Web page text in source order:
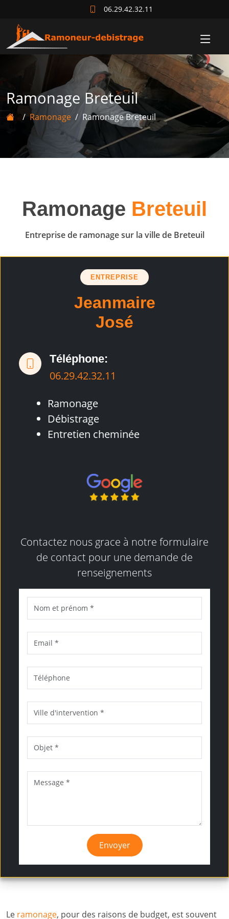
06.29.42.32.11
Ramonage Breteuil
Ramonage Ramonage Breteuil
Ramonage Breteuil
Entreprise de ramonage sur la ville de Breteuil
ENTREPRISE
Jeanmaire
José
Téléphone:
06.29.42.32.11
Ramonage
Débistrage
Entretien cheminée
Contactez nous grace à notre formulaire
de contact pour une demande de
renseignements
Envoyer
Le ramonage, pour des raisons de budget, est souvent